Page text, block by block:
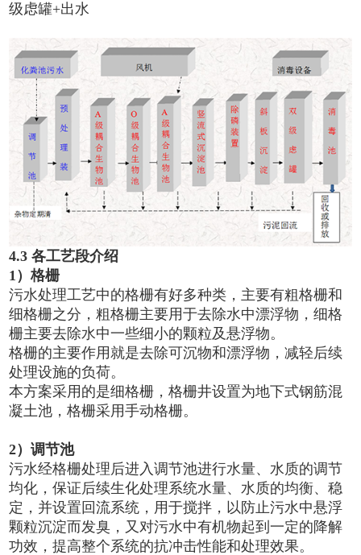
级虑罐+出水
4.3 各工艺段介绍
1）格栅
污水处理工艺中的格栅有好多种类，主要有粗格栅和
细格栅之分，粗格栅主要用于去除水中漂浮物，细格
栅主要去除水中一些细小的颗粒及悬浮物。
格栅的主要作用就是去除可沉物和漂浮物，减轻后续
处理设施的负荷。
本方案采用的是细格栅，格栅井设置为地下式钢筋混
凝土池，格栅采用手动格栅。
2）调节池
污水经格栅处理后进入调节池进行水量、水质的调节
均化，保证后续生化处理系统水量、水质的均衡、稳
定，并设置回流系统，用于搅拌，以防止污水中悬浮
颗粒沉淀而发臭，又对污水中有机物起到一定的降解
功效，提高整个系统的抗冲击性能和处理效果。